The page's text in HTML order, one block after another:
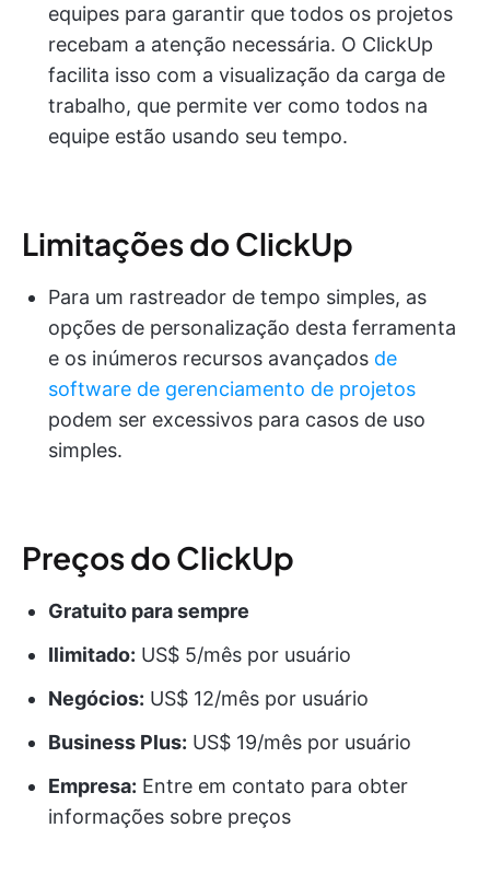
equipes para garantir que todos os projetos
recebam a atenção necessária. O ClickUp
facilita isso com a visualização da carga de
trabalho, que permite ver como todos na
equipe estão usando seu tempo.
Limitações do ClickUp
Para um rastreador de tempo simples, as
opções de personalização desta ferramenta
e os inúmeros recursos avançados de
software de gerenciamento de projetos
podem ser excessivos para casos de uso
simples.
Preços do ClickUp
Gratuito para sempre
Ilimitado: US$ 5/mês por usuário
Negócios: US$ 12/mês por usuário
Business Plus: US$ 19/mês por usuário
Empresa: Entre em contato para obter
informações sobre preços